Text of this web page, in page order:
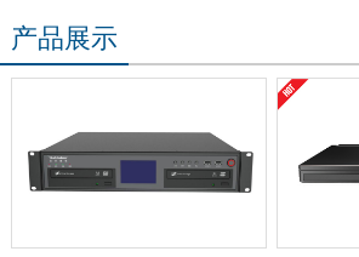
产品展示